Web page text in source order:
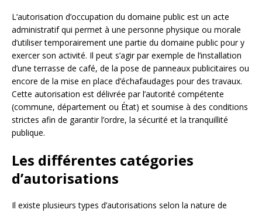
L’autorisation d’occupation du domaine public est un acte
administratif qui permet à une personne physique ou morale
d’utiliser temporairement une partie du domaine public pour y
exercer son activité. Il peut s’agir par exemple de l’installation
d’une terrasse de café, de la pose de panneaux publicitaires ou
encore de la mise en place d’échafaudages pour des travaux.
Cette autorisation est délivrée par l’autorité compétente
(commune, département ou État) et soumise à des conditions
strictes afin de garantir l’ordre, la sécurité et la tranquillité
publique.
Les différentes catégories
d’autorisations
Il existe plusieurs types d’autorisations selon la nature de